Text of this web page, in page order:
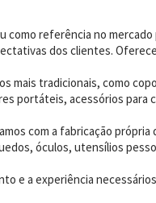
referência no
dos clientes.
mais tradicionais, como
portáteis, acessórios para
com a fabricação
óculos, utensílios
e a experiência